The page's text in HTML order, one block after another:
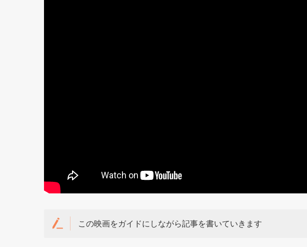
この映画をガイドにしながら記事を書いていきます